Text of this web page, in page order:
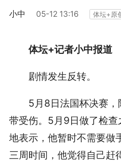
小中 05-12 13:16 体坛+原
体坛+记者小中报道
剧情发生反转。
5月8日法国杯决赛
带受伤。5月9日做了检
地表示，他暂时不需要做
三周时间，他觉得自己赶